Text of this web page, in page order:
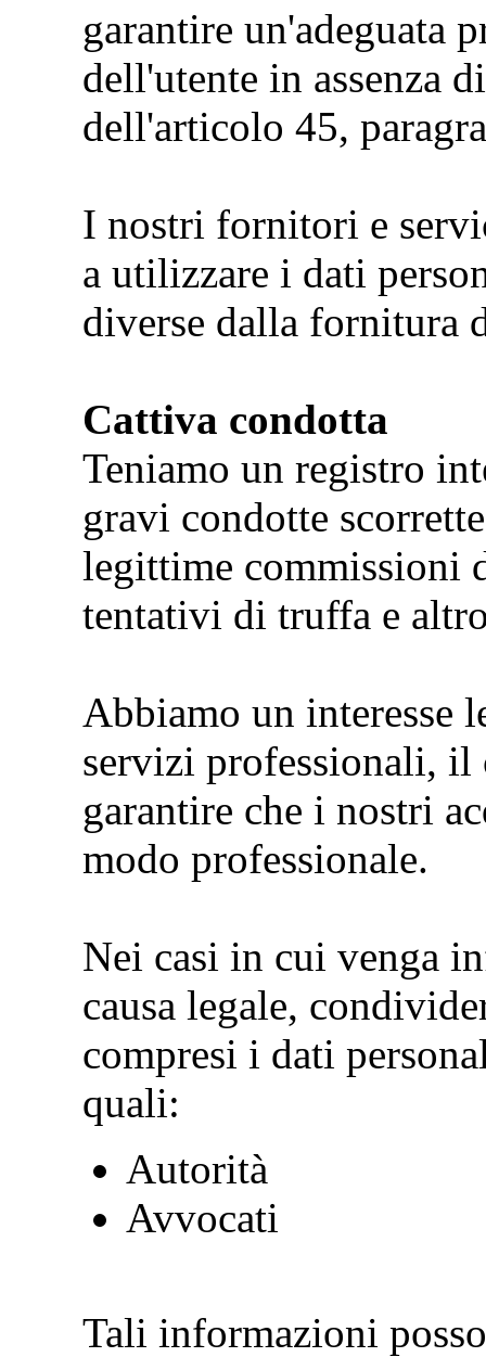
garantire un'adeguata
dell'utente in assenza
dell'articolo 45,
I nostri fornitori e
a utilizzare i dati
diverse dalla fornitura
Cattiva condotta
Teniamo un registro
gravi condotte
legittime commissioni
tentativi di truffa e
Abbiamo un interesse
servizi professionali, il
garantire che i nostri
modo professionale.
Nei casi in cui venga
causa legale,
compresi i dati
quali:
Autorità
Avvocati
Tali informazioni